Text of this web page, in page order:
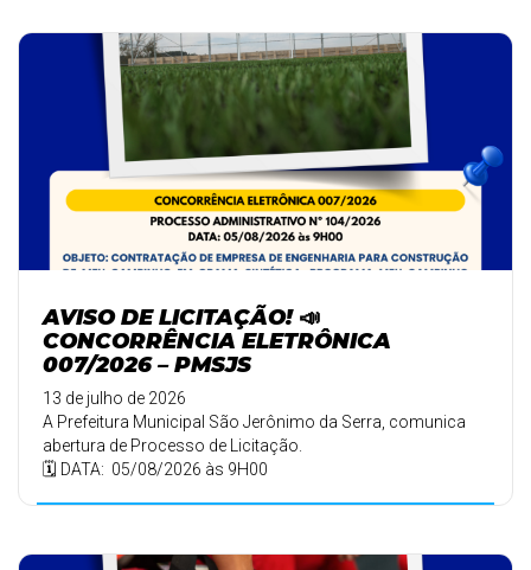
AVISO DE LICITAÇÃO! 📣
CONCORRÊNCIA ELETRÔNICA
007/2026 – PMSJS
13 de julho de 2026
A Prefeitura Municipal São Jerônimo da Serra, comunica
abertura de Processo de Licitação.
🗓️ DATA: 05/08/2026 às 9H00